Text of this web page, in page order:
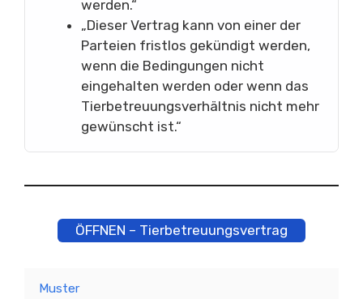
werden.“
„Dieser Vertrag kann von einer der
Parteien fristlos gekündigt werden,
wenn die Bedingungen nicht
eingehalten werden oder wenn das
Tierbetreuungsverhältnis nicht mehr
gewünscht ist.“
ÖFFNEN – Tierbetreuungsvertrag
Muster